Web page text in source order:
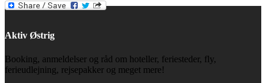
Aktiv Østrig
Booking, anmeldelser og råd om hoteller, feriesteder, fly,
ferieudlejning, rejsepakker og meget mere!